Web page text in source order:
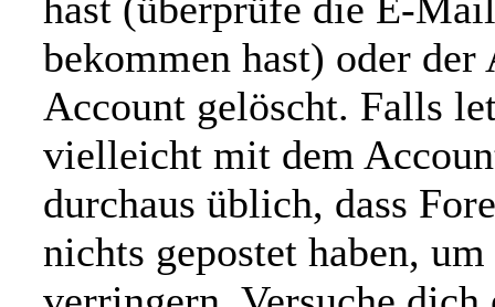
bekommen hast) oder
Account gelöscht. Falls
vielleicht mit dem
durchaus üblich, dass
nichts gepostet haben,